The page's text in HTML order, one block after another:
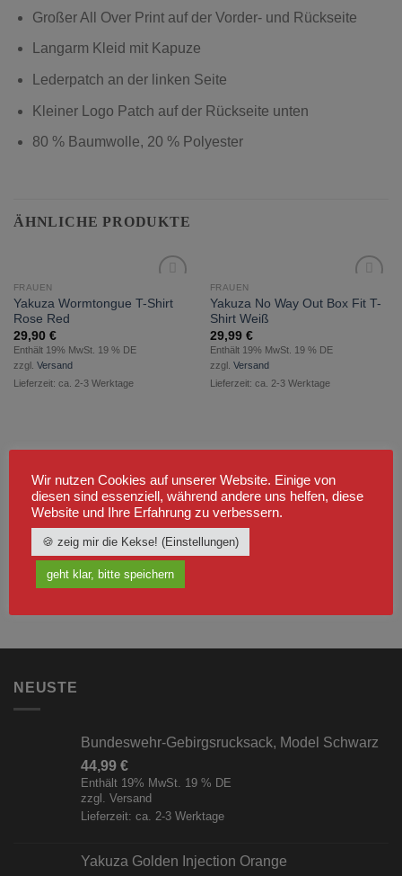
Großer All Over Print auf der Vorder- und Rückseite
Langarm Kleid mit Kapuze
Lederpatch an der linken Seite
Kleiner Logo Patch auf der Rückseite unten
80 % Baumwolle, 20 % Polyester
ÄHNLICHE PRODUKTE
Wunschliste
FRAUEN
Yakuza Wormtongue T-Shirt
Rose Red
29,90 €
Enthält 19% MwSt. 19 % DE
zzgl. Versand
Lieferzeit: ca. 2-3 Werktage
Wunschliste
FRAUEN
Yakuza No Way Out Box Fit T-
Shirt Weiß
29,99 €
Enthält 19% MwSt. 19 % DE
zzgl. Versand
Lieferzeit: ca. 2-3 Werktage
NEUSTE
Bundeswehr-Gebirgsrucksack, Model Schwarz
44,99 €
Enthält 19% MwSt. 19 % DE
zzgl. Versand
Lieferzeit: ca. 2-3 Werktage
Yakuza Golden Injection Orange
Wir nutzen Cookies auf unserer Website. Einige von
diesen sind essenziell, während andere uns helfen, diese
Website und Ihre Erfahrung zu verbessern.
🍪 zeig mir die Kekse! (Einstellungen)
geht klar, bitte speichern